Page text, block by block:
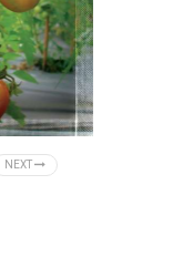
NEXT